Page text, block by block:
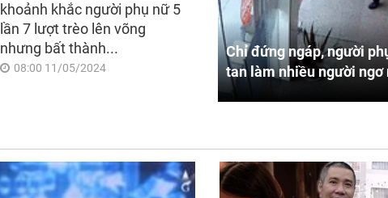
khoảnh khắc người phụ nữ 5
lần 7 lượt trèo lên võng
nhưng bất thành...
08:00 11/05/2024
Chỉ đứng ngáp, người
tan làm nhiều người ngơ